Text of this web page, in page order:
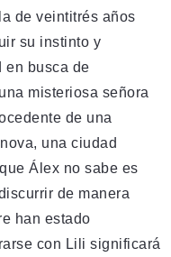
de veintitrés años
su instinto y
en busca de
misteriosa señora
de una
una ciudad
Álex no sabe es
de manera
han estado
con Lili significará